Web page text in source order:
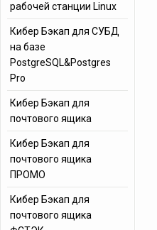
рабочей станции Linux
Кибер Бэкап для СУБД
на базе
PostgreSQL&Postgres
Pro
Кибер Бэкап для
почтового ящика
Кибер Бэкап для
почтового ящика
ПРОМО
Кибер Бэкап для
почтового ящика